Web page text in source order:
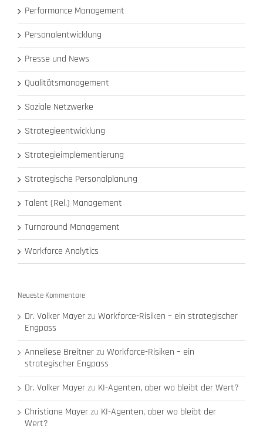
Performance Management
Personalentwicklung
Presse und News
Qualitätsmanagement
Soziale Netzwerke
Strategieentwicklung
Strategieimplementierung
Strategische Personalplanung
Talent (Rel.) Management
Turnaround Management
Workforce Analytics
Neueste Kommentare
Dr. Volker Mayerzu Workforce-Risiken – ein strategischer
Engpass
Anneliese Breitnerzu Workforce-Risiken – ein
strategischer Engpass
Dr. Volker Mayerzu KI-Agenten, aber wo bleibt der Wert?
Christiane Mayerzu KI-Agenten, aber wo bleibt der
Wert?